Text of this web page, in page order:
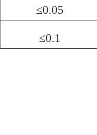
≤0.05
≤0.1